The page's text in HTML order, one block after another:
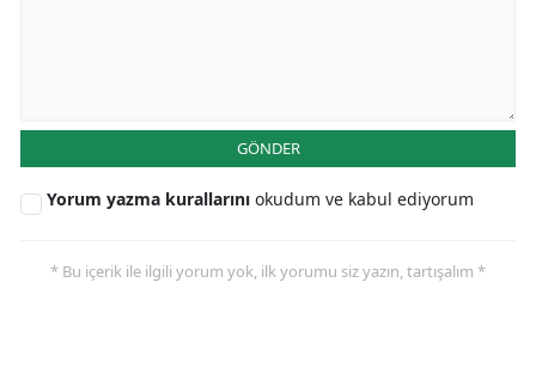
GÖNDER
Yorum yazma kurallarını okudum ve kabul ediyorum
* Bu içerik ile ilgili yorum yok, ilk yorumu siz yazın, tartışalım *